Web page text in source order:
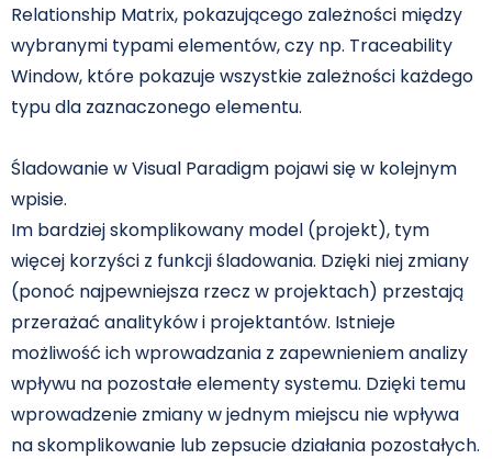
Relationship Matrix, pokazującego zależności między
wybranymi typami elementów, czy np. Traceability
Window, które pokazuje wszystkie zależności każdego
typu dla zaznaczonego elementu.
Śladowanie w Visual Paradigm pojawi się w kolejnym
wpisie.
Im bardziej skomplikowany model (projekt), tym
więcej korzyści z funkcji śladowania. Dzięki niej zmiany
(ponoć najpewniejsza rzecz w projektach) przestają
przerażać analityków i projektantów. Istnieje
możliwość ich wprowadzania z zapewnieniem analizy
wpływu na pozostałe elementy systemu. Dzięki temu
wprowadzenie zmiany w jednym miejscu nie wpływa
na skomplikowanie lub zepsucie działania pozostałych.